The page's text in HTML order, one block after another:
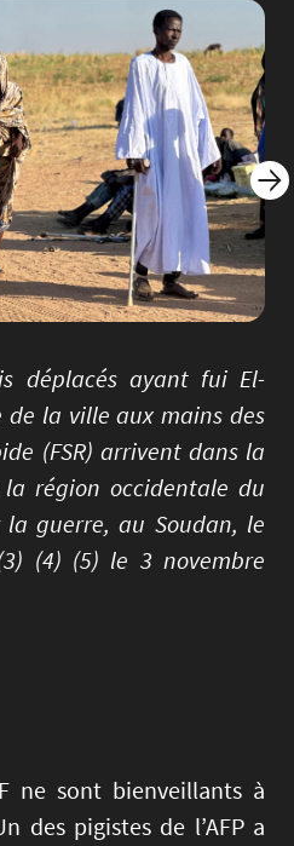
déplacés ayant fui El-
de la ville aux mains des
(FSR) arrivent dans la
région occidentale du
guerre, au Soudan, le
(4) (5) le 3 novembre
ne sont bienveillants à
des pigistes de l’AFP a